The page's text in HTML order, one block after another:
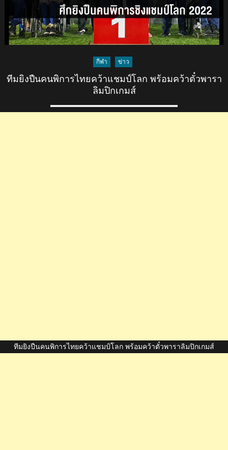
กีฬา ข่าว
ทีมยิงปืนคนพิการไทยคว้าแชมป์โลก พร้อมคว้าตั๋วพารา
ลิมปิกเกมส์
ทีมยิงปืนคนพิการไทยคว้าแชมป์โลก พร้อมคว้าตั๋วพาราลิมปิกเกมส์